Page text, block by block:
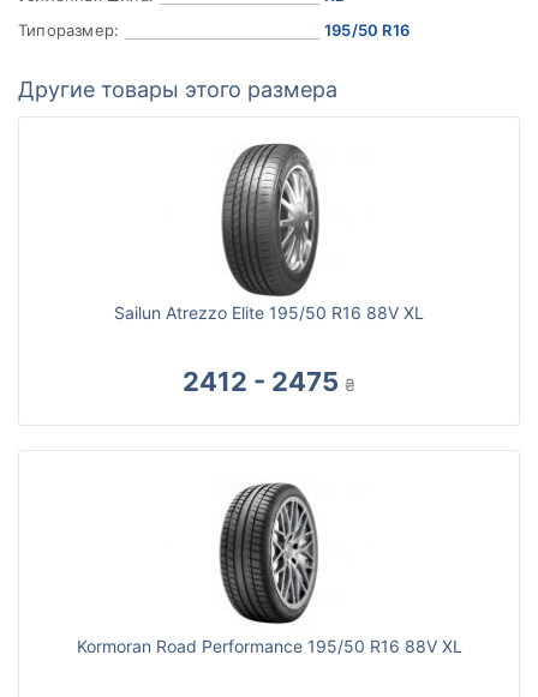
Типоразмер:
195/50 R16
Другие товары этого размера
Sailun Atrezzo Elite 195/50 R16 88V XL
2412 - 2475 ₴
Kormoran Road Performance 195/50 R16 88V XL